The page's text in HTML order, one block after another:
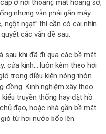
ở nơi thoáng mát hoang sơ,
nhưng vẫn phải gắn máy
ngột ngạt” thì cần có cái nhìn
các vấn đề sau:
sau khi đã đi qua các bề mặt
cửa kính… luôn kèm theo hơi
trong điều kiện nông thôn
đồng. Kinh nghiệm xây theo
kiểu truyền thống hay đặt hồ
đạo, hoặc nhà gần bề mặt
từ hơi nước bốc lên.